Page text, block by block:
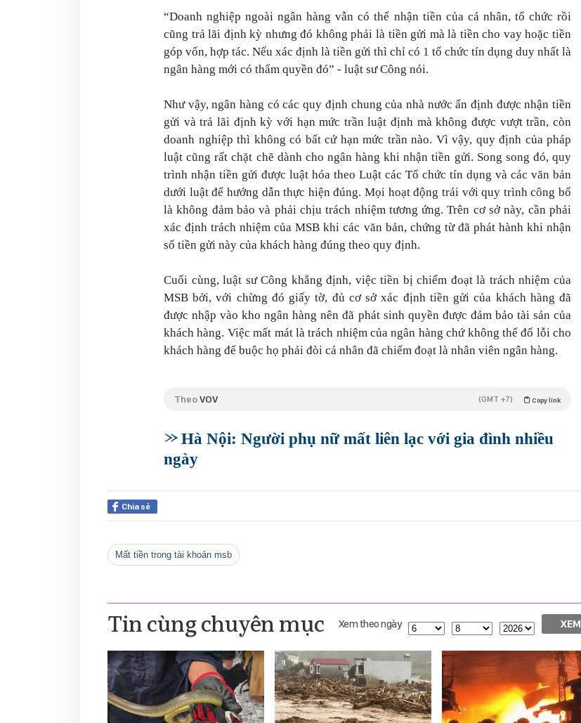
“Doanh nghiệp ngoài ngân hàng vẫn có thể nhận tiền của cá nhân, tổ chức rồi
cũng trả lãi định kỳ nhưng đó không phải là tiền gửi mà là tiền cho vay hoặc tiền
góp vốn, hợp tác. Nếu xác định là tiền gửi thì chỉ có 1 tổ chức tín dụng duy nhất là
ngân hàng mới có thẩm quyền đó” - luật sư Công nói.
Như vậy, ngân hàng có các quy định chung của nhà nước ấn định được nhận tiền
gửi và trả lãi định kỳ với hạn mức trần luật định mà không được vượt trần, còn
doanh nghiệp thì không có bất cứ hạn mức trần nào. Vì vậy, quy định của pháp
luật cũng rất chặt chẽ dành cho ngân hàng khi nhận tiền gửi. Song song đó, quy
trình nhận tiền gửi được luật hóa theo Luật các Tổ chức tín dụng và các văn bản
dưới luật để hướng dẫn thực hiện đúng. Mọi hoạt động trái với quy trình công bố
là không đảm bảo và phải chịu trách nhiệm tương ứng. Trên cơ sở này, cần phải
xác định trách nhiệm của MSB khi các văn bản, chứng từ đã phát hành khi nhận
số tiền gửi này của khách hàng đúng theo quy định.
Cuối cùng, luật sư Công khẳng định, việc tiền bị chiếm đoạt là trách nhiệm của
MSB bởi, với chừng đó giấy tờ, đủ cơ sở xác định tiền gửi của khách hàng đã
được nhập vào kho ngân hàng nên đã phát sinh quyền được đảm bảo tài sản của
khách hàng. Việc mất mát là trách nhiệm của ngân hàng chứ không thể đổ lỗi cho
khách hàng để buộc họ phải đòi cá nhân đã chiếm đoạt là nhân viên ngân hàng.
TheoVOV Copy link
(GMT +7)
Hà Nội: Người phụ nữ mất liên lạc với gia đình nhiều
ngày
Chia sẻ
mất tiền trong tài khoản msb
Tin cùng chuyên mục Xem theo ngày XEM